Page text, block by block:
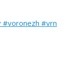
#voronezh #vrn